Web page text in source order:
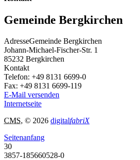
Gemeinde Bergkirchen
AdresseGemeinde Bergkirchen
Johann-Michael-Fischer-Str. 1
85232 Bergkirchen
Kontakt
Telefon: +49 8131 6699-0
Fax: +49 8131 6699-119
E-Mail versenden
Internetseite
CMS, © 2026 digitalfabriX
Seitenanfang
30
3857-185660528-0